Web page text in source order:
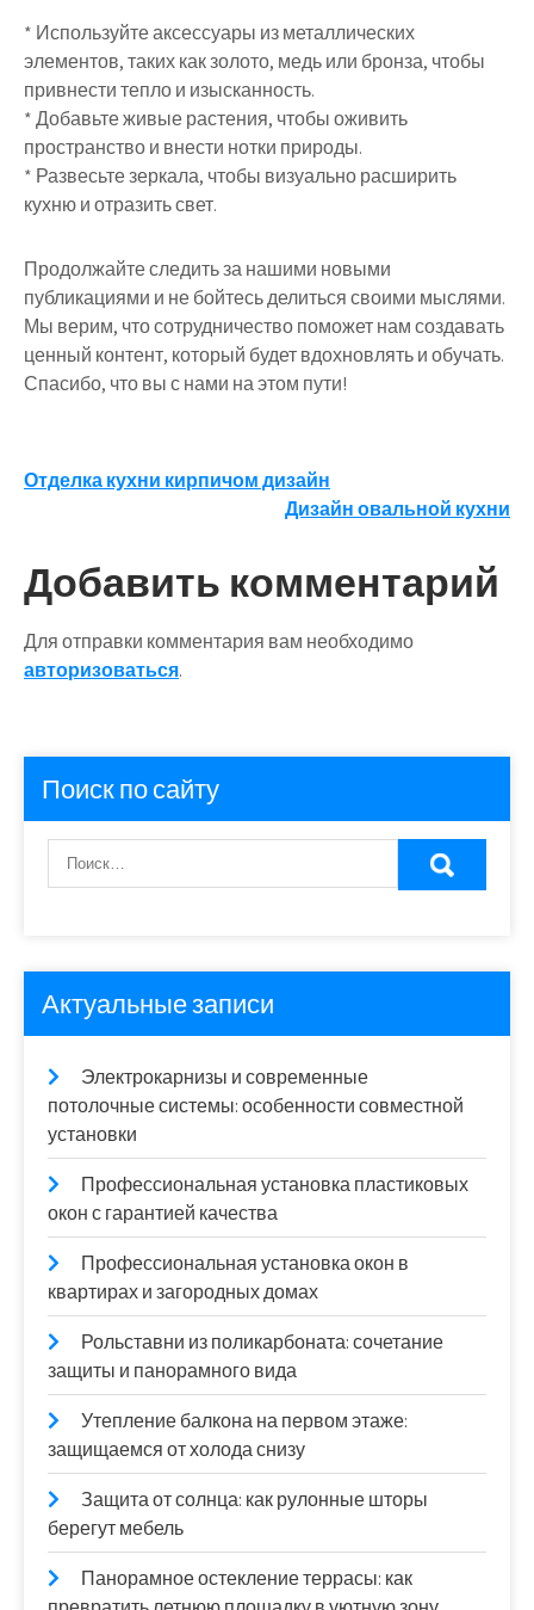
* Используйте аксессуары из металлических
элементов, таких как золото, медь или бронза, чтобы
привнести тепло и изысканность.
* Добавьте живые растения, чтобы оживить
пространство и внести нотки природы.
* Развесьте зеркала, чтобы визуально расширить
кухню и отразить свет.
Продолжайте следить за нашими новыми
публикациями и не бойтесь делиться своими мыслями.
Мы верим, что сотрудничество поможет нам создавать
ценный контент, который будет вдохновлять и обучать.
Спасибо, что вы с нами на этом пути!
Навигация
записям
Отделка кухни кирпичом дизайн
Дизайн овальной кухни
Добавить комментарий
Для отправки комментария вам необходимо
авторизоваться.
Поиск по сайту
Актуальные записи
Электрокарнизы и современные
потолочные системы: особенности совместной
установки
Профессиональная установка пластиковых
окон с гарантией качества
Профессиональная установка окон в
квартирах и загородных домах
Рольставни из поликарбоната: сочетание
защиты и панорамного вида
Утепление балкона на первом этаже:
защищаемся от холода снизу
Защита от солнца: как рулонные шторы
берегут мебель
Панорамное остекление террасы: как